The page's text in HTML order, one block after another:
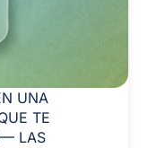
UNA
TE
LAS